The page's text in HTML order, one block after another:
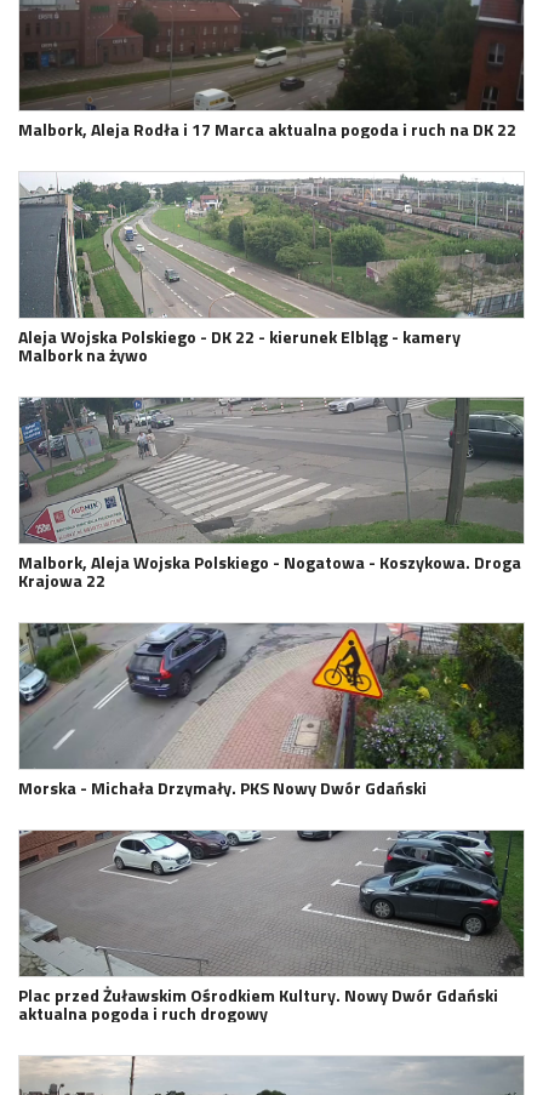
Malbork, Aleja Rodła i 17 Marca aktualna pogoda i ruch na DK 22
Aleja Wojska Polskiego - DK 22 - kierunek Elbląg - kamery
Malbork na żywo
Malbork, Aleja Wojska Polskiego - Nogatowa - Koszykowa. Droga
Krajowa 22
Morska - Michała Drzymały. PKS Nowy Dwór Gdański
Plac przed Żuławskim Ośrodkiem Kultury. Nowy Dwór Gdański
aktualna pogoda i ruch drogowy